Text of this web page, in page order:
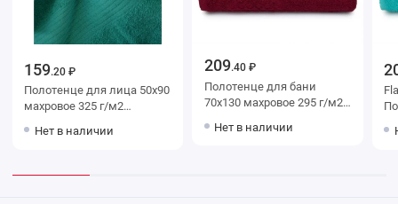
159.20 ₽
Полотенце для лица 50х90
махровое 325 г/м2
мануфактура
Нет в наличии
209.40 ₽
Полотенце для бани
70х130 махровое 295 г/м2
мануфактура
Нет в наличии